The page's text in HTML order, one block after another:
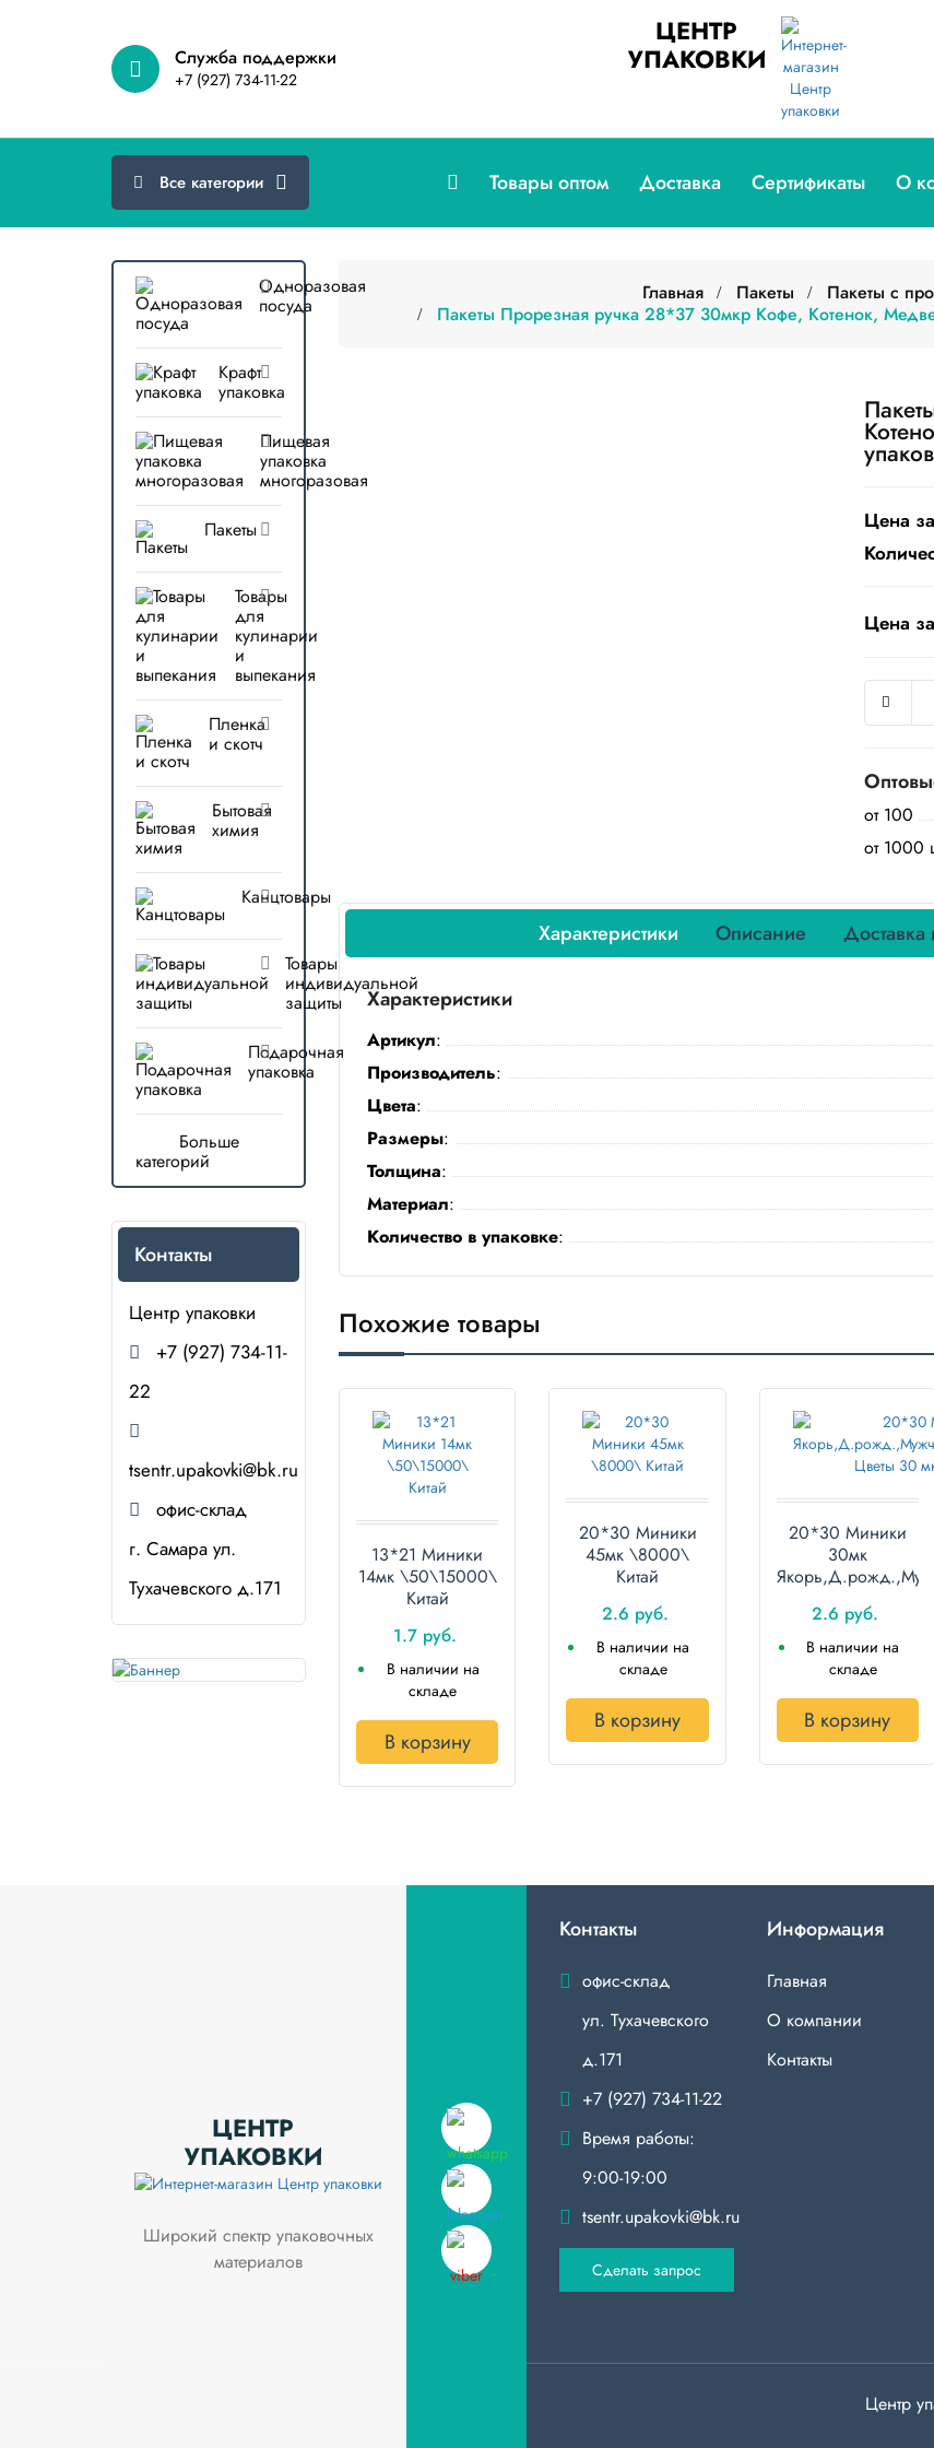
Cлужба поддержки
+7 (927) 734-11-22
ЦЕНТР
УПАКОВКИ
Все категории Товары оптом Доставка Сертификаты О
Одноразовая
посуда
Крафт
упаковка
Пищевая
упаковка
многоразовая
Пакеты
Товары
для
кулинарии
и
выпекания
Пленка
и скотч
Бытовая
химия
Канцтовары
Товары
индивидуальной
защиты
Подарочная
упаковка
Больше
категорий
Контакты
Центр упаковки
+7 (927) 734-11-
22
tsentr.upakovki@bk.ru
офис-склад
г. Самара ул.
Тухачевского д.171
Главная Пакеты
Пакеты с
Пакеты Прорезная ручка 28*37 30мкр Кофе, Котенок,
Цена
Цена
от 100
от 1000
Характеристики Описание Доставка
Характеристики
Артикул:
Производитель:
Цвета:
Размеры:
Толщина:
Материал:
Количество в упаковке:
Похожие товары
13*21 Миники
14мк \50\15000\
Китай
1.7 руб.
В наличии на
складе
В корзину
20*30 Миники
45мк \8000\
Китай
2.6 руб.
В наличии на
складе
В корзину
20*30 Миники
30мк
\3000\2000\
2.6 руб.
В наличии на
складе
В корзину
ЦЕНТР
УПАКОВКИ
Широкий спектр упаковочных
материалов
Контакты
офис-склад
ул. Тухачевского
д.171
+7 (927) 734-11-22
Время работы:
9:00-19:00
tsentr.upakovki@bk.ru
Сделать запрос
Информация
Главная
О компании
Контакты
Центр